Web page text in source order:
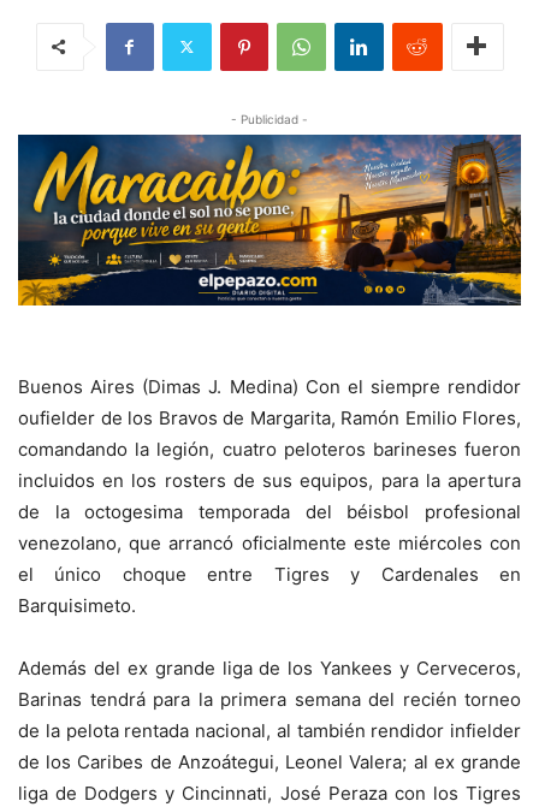
- Publicidad -
Buenos Aires (Dimas J. Medina) Con el siempre rendidor
oufielder de los Bravos de Margarita, Ramón Emilio Flores,
comandando la legión, cuatro peloteros barineses fueron
incluidos en los rosters de sus equipos, para la apertura
de la octogesima temporada del béisbol profesional
venezolano, que arrancó oficialmente este miércoles con
el único choque entre Tigres y Cardenales en
Barquisimeto.
Además del ex grande liga de los Yankees y Cerveceros,
Barinas tendrá para la primera semana del recién torneo
de la pelota rentada nacional, al también rendidor infielder
de los Caribes de Anzoátegui, Leonel Valera; al ex grande
liga de Dodgers y Cincinnati, José Peraza con los Tigres